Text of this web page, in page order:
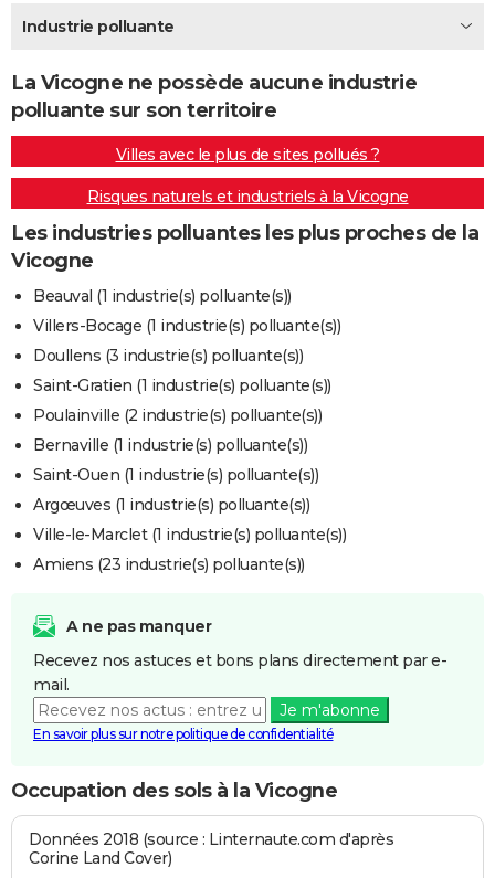
Destinations
City break
Voyage nature
Voyage de noces
Forum
Climat
+PHOTO
GUIDES D'ACHAT
BONS PLANS
CARTE DE VOEUX
Carte de Noël
Carte Bonne année
Carte Saint-Valentin
Carte Pâques
Carte d'anniversaire
DICTIONNAIRE
Dictionnaire
Biographies
Citations
Expressions
Proverbes
PROGRAMME TV
COPAINS D'AVANT
S'inscrire
Se connecter
Lycées
Collèges
Primaires
Universités
Entreprises
Service militaire
Avis de recherche
FORUM
Bricolage
Lifestyle
Culture
Sport
Auto
Television
Voyage
Cinema
Industrie polluante
La Vicogne ne possède aucune industrie
polluante sur son territoire
Villes avec le plus de sites pollués ?
Risques naturels et industriels à la Vicogne
Les industries polluantes les plus proches de la
Vicogne
Beauval (1 industrie(s) polluante(s))
Villers-Bocage (1 industrie(s) polluante(s))
Doullens (3 industrie(s) polluante(s))
Saint-Gratien (1 industrie(s) polluante(s))
Poulainville (2 industrie(s) polluante(s))
Bernaville (1 industrie(s) polluante(s))
Saint-Ouen (1 industrie(s) polluante(s))
Argœuves (1 industrie(s) polluante(s))
Ville-le-Marclet (1 industrie(s) polluante(s))
Amiens (23 industrie(s) polluante(s))
A ne pas manquer
Recevez nos astuces et bons plans directement par e-
mail.
Je m'abonne
En savoir plus sur notre politique de confidentialité
Occupation des sols à la Vicogne
Données 2018 (source : Linternaute.com d'après
Corine Land Cover)